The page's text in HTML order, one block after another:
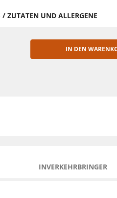
/ ZUTATEN UND ALLERGENE
IN DEN
INVERKEHRBRINGER